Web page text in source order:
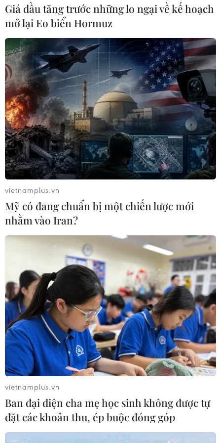
Giá dầu tăng trước những lo ngại về kế hoạch
mở lại Eo biển Hormuz
vietnamplus.vn
Mỹ có đang chuẩn bị một chiến lược mới
nhằm vào Iran?
vietnamplus.vn
Ban đại diện cha mẹ học sinh không được tự
đặt các khoản thu, ép buộc đóng góp